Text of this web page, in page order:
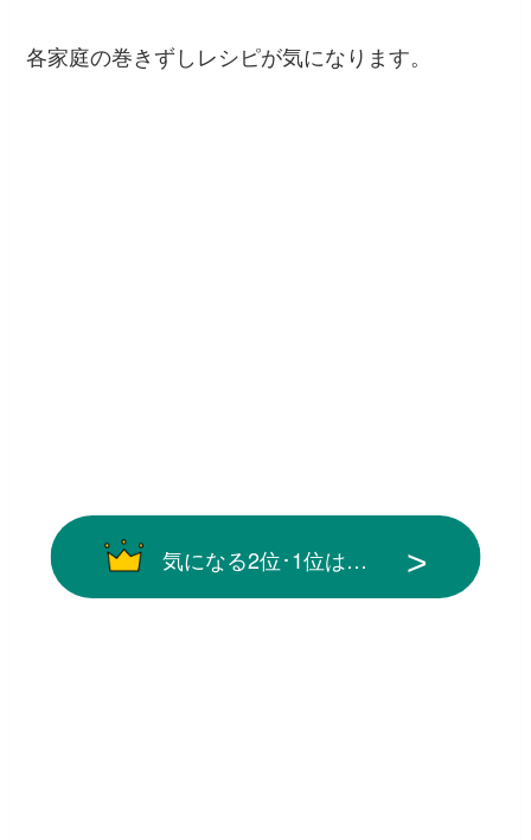
各家庭の巻きずしレシピが気になります。
気になる2位･1位は…